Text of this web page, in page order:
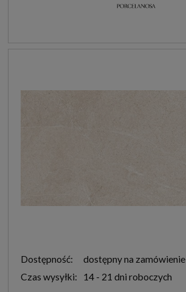
Dostępność:
dostępny na zamówienie
Czas wysyłki:
14 - 21 dni roboczych